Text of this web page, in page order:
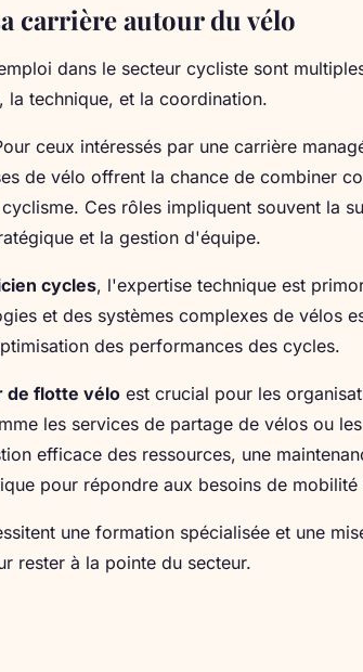
carrière autour du vélo
dans le secteur cycliste sont
la technique, et la coordination.
ceux intéressés par une carrière
de vélo offrent la chance de combiner
Ces rôles impliquent souvent la
et la gestion d'équipe.
cycles, l'expertise technique est
et des systèmes complexes de vélos
des performances des cycles.
de flotte vélo est crucial pour les
les services de partage de vélos ou
efficace des ressources, une
pour répondre aux besoins de mobilité
une formation spécialisée et une
rester à la pointe du secteur.